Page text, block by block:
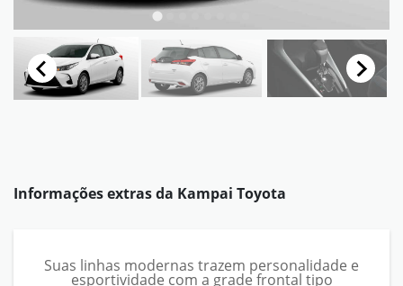
Informações extras da Kampai Toyota
Suas linhas modernas trazem personalidade e
esportividade com a grade frontal tipo